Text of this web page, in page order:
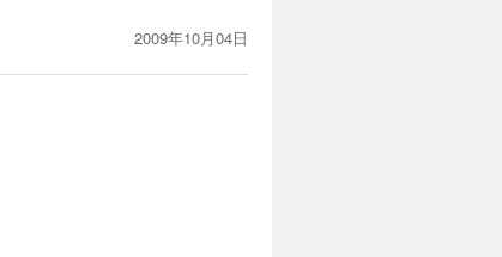
カートに入れる
2009年10月04日